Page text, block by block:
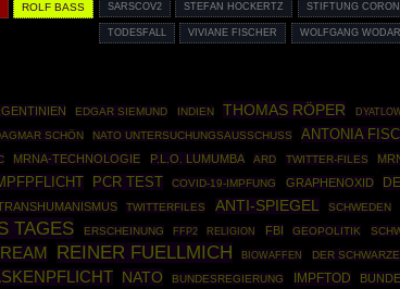
ROLF BASS SARSCOV2 STEFAN HOCKERTZ STIFTUNG
TODESFALL VIVIANE FISCHER WOLFGANG
EDGAR SIEMUND INDIEN THOMAS RÖPER
SCHÖN NATO UNTERSUCHUNGSAUSSCHUSS ANTONIA
MRNA-TECHNOLOGIE P.L.O. LUMUMBA ARD TWITTER-FILES
PCR TEST COVID-19-IMPFUNG GRAPHENOXID
TWITTERFILES ANTI-SPIEGEL SCHWEDEN
TAGES ERSCHEINUNG FFP2 RELIGION FBI GEOPOLITIK
REINER FUELLMICH BIOWAFFEN DER
NATO BUNDESREGIERUNG IMPFTOD